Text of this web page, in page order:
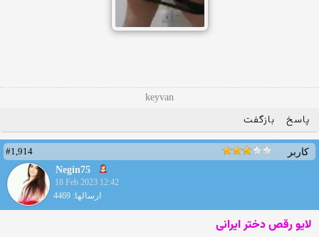
keyvan
پاسخ بازگفت
کاربر
#1,914
Negin75
18 Feb 2023 12:42
ارسالها: 4469
لایو رقص دختر ایرانی